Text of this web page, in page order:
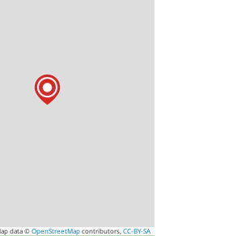
data ©OpenStreetMap contributors, CC-BY-SA